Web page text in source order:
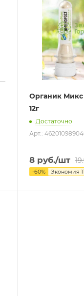
Органик
12г
Достаточно
Арт.:
8руб./шт
-60% Экономия